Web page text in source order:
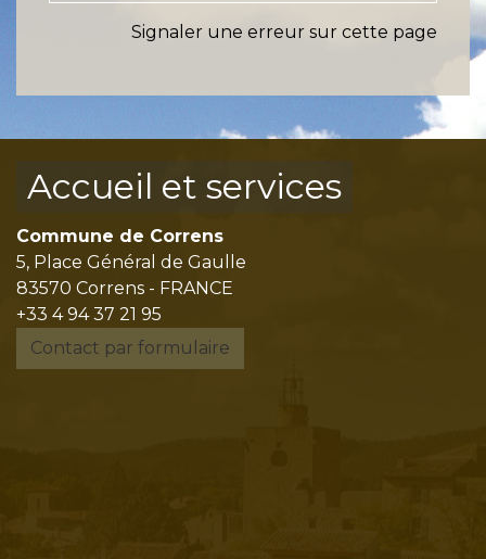
Signaler une erreur sur cette page
Accueil et services
Commune de Correns
5, Place Général de Gaulle
83570 Correns - FRANCE
+33 4 94 37 21 95
Contact par formulaire